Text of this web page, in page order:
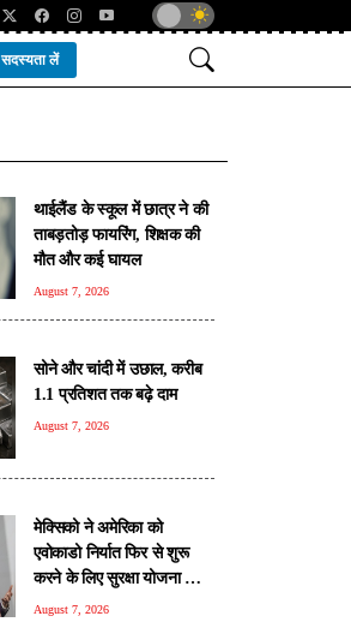
सदस्यता लें
थाईलैंड के स्कूल में छात्र ने की
ताबड़तोड़ फायरिंग, शिक्षक की
मौत और कई घायल
August 7, 2026
सोने और चांदी में उछाल, करीब
1.1 प्रतिशत तक बढ़े दाम
August 7, 2026
मेक्सिको ने अमेरिका को
एवोकाडो निर्यात फिर से शुरू
करने के लिए सुरक्षा योजना का
किया ऐलान
August 7, 2026